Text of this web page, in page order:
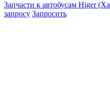
Запчасти к автобусам Higer
запросу Запросить